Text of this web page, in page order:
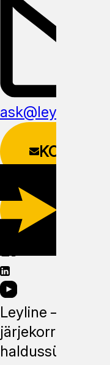
ask@leyline.li
Leyline —
järjekorra
haldussüsteem,